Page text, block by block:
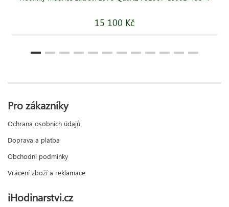
15 100 Kč
Pro zákazníky
Ochrana osobních údajů
Doprava a platba
Obchodní podmínky
Vrácení zboží a reklamace
iHodinarstvi.cz